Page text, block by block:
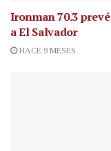
Ironman 70.3
a El Salvador
HACE 9 MESES